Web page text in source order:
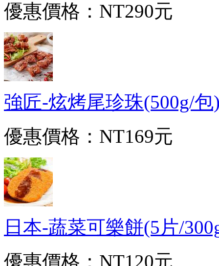
優惠價格： NT290元
強匠-炫烤尾珍珠(500g/
優惠價格： NT169元
日本-蔬菜可樂餅(5片/
優惠價格： NT120元